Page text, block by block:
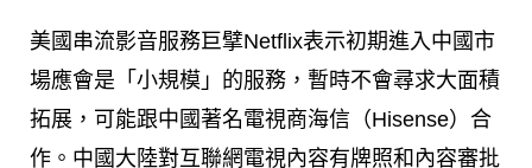
美國串流影音服務巨擘Netflix表示初期進入中國市
場應會是「小規模」的服務，暫時不會尋求大面積
拓展，可能跟中國著名電視商海信（Hisense）合
作。中國 大陸對互聯網電視內容有牌照和內容審批